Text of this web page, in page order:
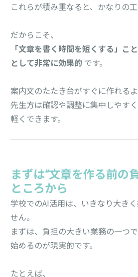
これらが積み重なると、かなりの工
だからこそ、
「文章を書く時間を短くする」こ
として非常に効果的 です。
案内文のたたき台がすぐに作れる
先生方は確認や調整に集中しやす
軽くできます。
まずは“文章を作る前の
ところから
学校でのAI活用は、いきなり大き
せん。
まずは、負担の大きい業務の一つ
始めるのが現実的です。
たとえば、